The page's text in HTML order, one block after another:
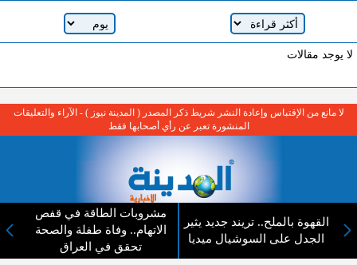
لا يوجد مقالات
القهوة بالملح.. تريند جديد يثير
الجدل على السوشيال ميديا
مشروبات الطاقة في قفص
الاتهام.. وفاة طفلة والصحة
تحقق في العراق
لا مانع من الإقتباس وإعادة النشر شريط ذكر المصدر ( المدينة نيوز ) - الآراء والتعليقات
المنشورة تعبر عن رأي أصحابها فقط
عن المدينة الإخبارية
المدينة الإخبارية صحيفة الكترونية شاملة تابعة لشركة قنوات البث